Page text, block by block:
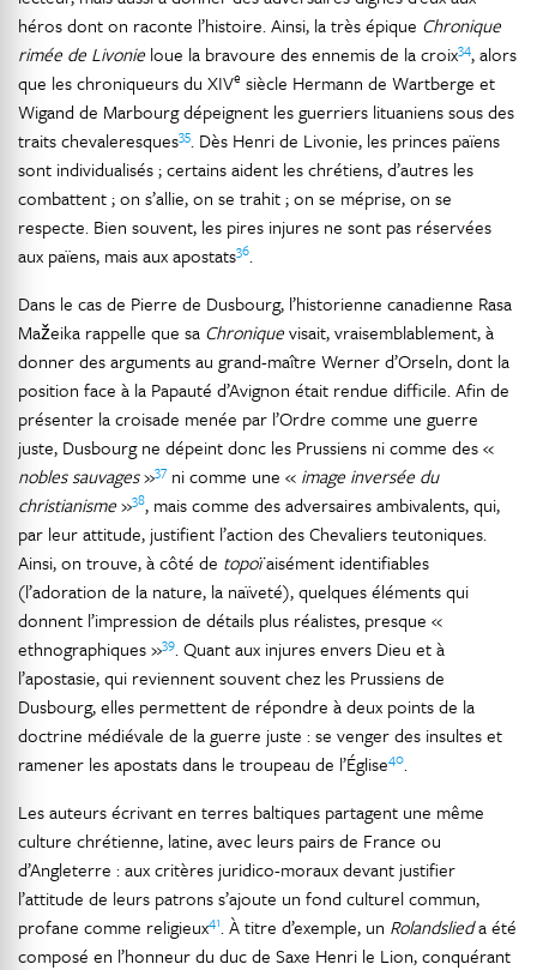
héros dont on raconte l’histoire. Ainsi, la très épique Chronique
rimée de Livonie loue la bravoure des ennemis de la croix34, alors
que les chroniqueurs du XIVe siècle Hermann de Wartberge et
Wigand de Marbourg dépeignent les guerriers lituaniens sous des
traits chevaleresques35. Dès Henri de Livonie, les princes païens
sont individualisés ; certains aident les chrétiens, d’autres les
combattent ; on s’allie, on se trahit ; on se méprise, on se
respecte. Bien souvent, les pires injures ne sont pas réservées
aux païens, mais aux apostats36.
Dans le cas de Pierre de Dusbourg, l’historienne canadienne Rasa
Mažeika rappelle que sa Chroniquevisait, vraisemblablement, à
donner des arguments au grand-maître Werner d’Orseln, dont la
position face à la Papauté d’Avignon était rendue difficile. Afin de
présenter la croisade menée par l’Ordre comme une guerre
juste, Dusbourg ne dépeint donc les Prussiens ni comme des «
nobles sauvages»37 ni comme une « image inversée du
christianisme»38, mais comme des adversaires ambivalents, qui,
par leur attitude, justifient l’action des Chevaliers teutoniques.
Ainsi, on trouve, à côté de topoïaisément identifiables
(l’adoration de la nature, la naïveté), quelques éléments qui
donnent l’impression de détails plus réalistes, presque «
ethnographiques »39. Quant aux injures envers Dieu et à
l’apostasie, qui reviennent souvent chez les Prussiens de
Dusbourg, elles permettent de répondre à deux points de la
doctrine médiévale de la guerre juste : se venger des insultes et
ramener les apostats dans le troupeau de l’Église40.
Les auteurs écrivant en terres baltiques partagent une même
culture chrétienne, latine, avec leurs pairs de France ou
d’Angleterre : aux critères juridico-moraux devant justifier
l’attitude de leurs patrons s’ajoute un fond culturel commun,
profane comme religieux41. À titre d’exemple, un Rolandslieda été
composé en l’honneur du duc de Saxe Henri le Lion, conquérant